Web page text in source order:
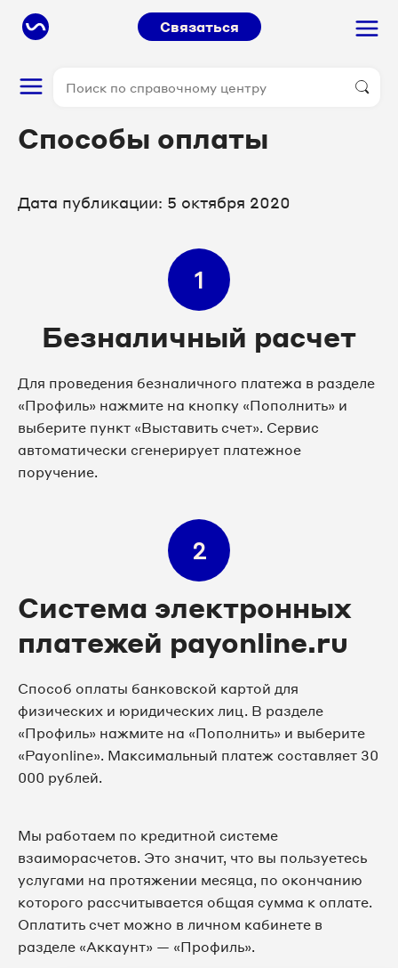
Связаться
Способы оплаты
Дата публикации: 5 октября 2020
1
Безналичный расчет
Для проведения безналичного платежа в разделе
«Профиль» нажмите на кнопку «Пополнить» и
выберите пункт «Выставить счет». Сервис
автоматически сгенерирует платежное
поручение.
2
Система электронных
платежей payonline.ru
Способ оплаты банковской картой для
физических и юридических лиц. В разделе
«Профиль» нажмите на «Пополнить» и выберите
«Payonline». Максимальный платеж составляет 30
000 рублей.
Мы работаем по кредитной системе
взаиморасчетов. Это значит, что вы пользуетесь
услугами на протяжении месяца, по окончанию
которого рассчитывается общая сумма к оплате.
Оплатить счет можно в личном кабинете в
разделе «Аккаунт» — «Профиль».